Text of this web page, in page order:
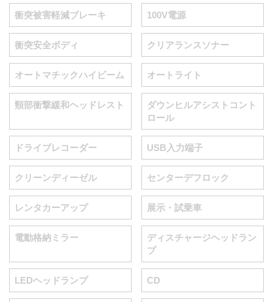
衝突被害軽減ブレーキ 100V電源
衝突安全ボディ クリアランスソナー
オートマチックハイビーム オートライト
頸部衝撃緩和ヘッドレスト
ダウンヒルアシストコント
ロール
ドライブレコーダー USB入力端子
クリーンディーゼル センターデフロック
レンタカーアップ 展示・試乗車
電動格納ミラー
ディスチャージヘッドラン
プ
LEDヘッドランプ CD